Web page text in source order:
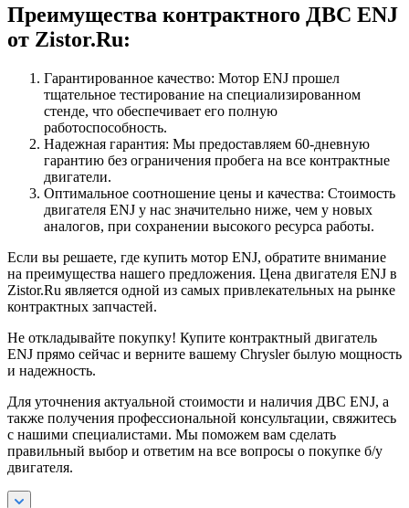
Преимущества контрактного ДВС ENJ
от Zistor.Ru:
Гарантированное качество: Мотор ENJ прошел
тщательное тестирование на специализированном
стенде, что обеспечивает его полную
работоспособность.
Надежная гарантия: Мы предоставляем 60-дневную
гарантию без ограничения пробега на все контрактные
двигатели.
Оптимальное соотношение цены и качества: Стоимость
двигателя ENJ у нас значительно ниже, чем у новых
аналогов, при сохранении высокого ресурса работы.
Если вы решаете, где купить мотор ENJ, обратите внимание
на преимущества нашего предложения. Цена двигателя ENJ в
Zistor.Ru является одной из самых привлекательных на рынке
контрактных запчастей.
Не откладывайте покупку! Купите контрактный двигатель
ENJ прямо сейчас и верните вашему Chrysler былую мощность
и надежность.
Для уточнения актуальной стоимости и наличия ДВС ENJ, а
также получения профессиональной консультации, свяжитесь
с нашими специалистами. Мы поможем вам сделать
правильный выбор и ответим на все вопросы о покупке б/у
двигателя.